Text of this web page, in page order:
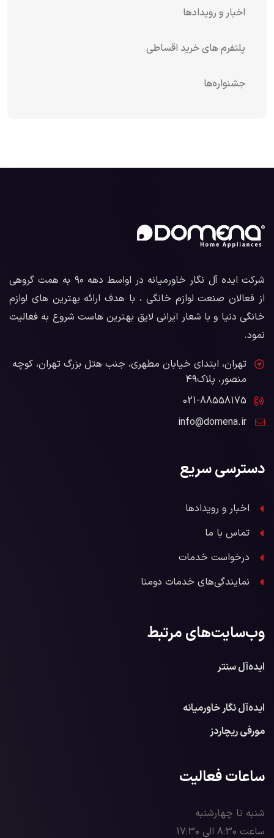
اخبار و رویدادها
پلتفرم های خرید اقساطی
جشنواره‌ها
شرکت ایده آل نگار خاورمیانه در اواسط دهه ۹۰ به همت گروهی
از فعالان صنعت لوازم خانگی ، با هدف ارائه بهترین های لوازم
خانگی دنیا و با شعار ایرانی لایق بهترین هاست شروع به فعالیت
نمود.
تهران، ابتدای خیابان مطهری، جنب هتل بزرگ تهران، کوچه
منصور، پلاک۴۹
021-88558175
info@domena.ir
دسترسی سریع
اخبار و رویدادها
تماس با ما
درخواست خدمات
نمایندگی‌های خدمات دومنا
وب‌سایت‌های مرتبط
ایده‌آل سنتر
ایده‌آل نگار خاورمیانه
مورفی ریچاردز
ساعات فعالیت
شنبه تا چهارشنبه
ساعت 8:30 الی 17:30